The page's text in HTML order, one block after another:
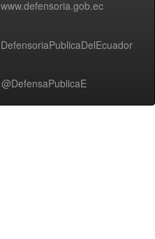
www.defensoria.gob.ec
DefensoriaPublicaDelEcuador
@DefensaPublicaE